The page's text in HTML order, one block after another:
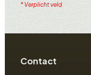
* Verplicht veld
Contact